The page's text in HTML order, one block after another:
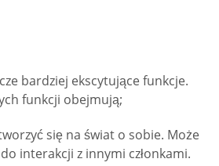
bardziej ekscytujące funkcje.
funkcji obejmują;
się na świat o sobie. Może
interakcji z innymi członkami.